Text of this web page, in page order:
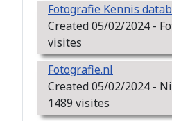
Fotografie.nl
Created 05/02/2024 -
1489 visites
Fotografie Kennis
Created 05/02/2024 -
visites